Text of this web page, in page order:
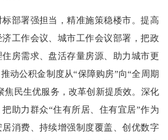
署强担当，精准施策稳楼市。提高
工作会议、城市工作会议部署，把政
房需求、盘活存量房源、助力城市更
动公积金制度从“保障购房”向“全周期
焦民生优服务，改革创新提质效。深化
助力群众“住有所居、住有宜居”作为
消费、持续增强制度覆盖、创优数字